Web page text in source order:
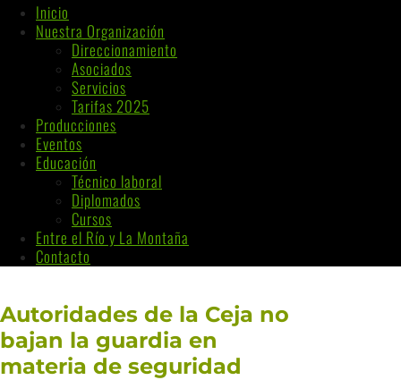
Inicio
Nuestra Organización
Direccionamiento
Asociados
Servicios
Tarifas 2025
Producciones
Eventos
Educación
Técnico laboral
Diplomados
Cursos
Entre el Río y La Montaña
Contacto
Autoridades de la Ceja no
bajan la guardia en
materia de seguridad